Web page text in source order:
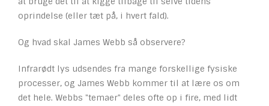
oprindelse (eller tæt på, i hvert fald).
Og hvad skal James Webb så observere?
Infrarødt lys udsendes fra mange forskellige fysiske
processer, og James Webb kommer til at lære os om
det hele. Webbs "temaer" deles ofte op i fire, med lidt